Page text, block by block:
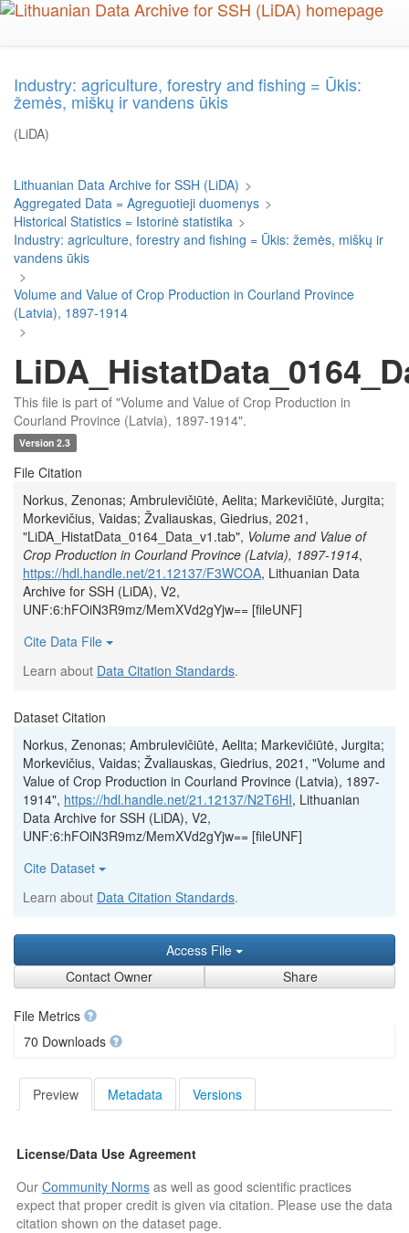
Skip
Industry: agriculture, forestry and fishing = Ūkis:
žemės, miškų ir vandens ūkis
(LiDA)
Lithuanian Data Archive for SSH (LiDA) >
Aggregated Data = Agreguotieji duomenys >
Historical Statistics = Istorinė statistika >
Industry: agriculture, forestry and fishing = Ūkis: žemės, miškų ir
vandens ūkis
>
Volume and Value of Crop Production in Courland Province
(Latvia), 1897-1914
>
This file is part of "Volume and Value of Crop Production in
Courland Province (Latvia), 1897-1914".
Version 2.3
File Citation
Norkus, Zenonas; Ambrulevičiūtė, Aelita; Markevičiūtė, Jurgita;
Morkevičius, Vaidas; Žvaliauskas, Giedrius, 2021,
"LiDA_HistatData_0164_Data_v1.tab", Volume and Value of
Crop Production in Courland Province (Latvia), 1897-1914,
https://hdl.handle.net/21.12137/F3WCOA, Lithuanian Data
Archive for SSH (LiDA), V2,
UNF:6:hFOiN3R9mz/MemXVd2gYjw== [fileUNF]
Cite Data File
Learn about Data Citation Standards.
Dataset Citation
Norkus, Zenonas; Ambrulevičiūtė, Aelita; Markevičiūtė, Jurgita;
Morkevičius, Vaidas; Žvaliauskas, Giedrius, 2021, "Volume and
Value of Crop Production in Courland Province (Latvia), 1897-
1914", https://hdl.handle.net/21.12137/N2T6HI, Lithuanian
Data Archive for SSH (LiDA), V2,
UNF:6:hFOiN3R9mz/MemXVd2gYjw== [fileUNF]
Cite Dataset
Learn about Data Citation Standards.
Access File
Contact Owner
Share
File Metrics
70 Downloads
Preview Metadata Versions
License/Data Use Agreement
Our Community Normsas well as good scientific practices
expect that proper credit is given via citation. Please use the data
citation shown on the dataset page.